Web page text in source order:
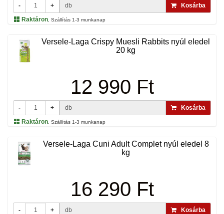
- + db
Kosárba
Raktáron , Szállítás 1-3 munkanap
Versele-Laga Crispy Muesli Rabbits nyúl eledel
20 kg
12 990 Ft
- + db
Kosárba
Raktáron , Szállítás 1-3 munkanap
Versele-Laga Cuni Adult Complet nyúl eledel 8
kg
16 290 Ft
- + db
Kosárba